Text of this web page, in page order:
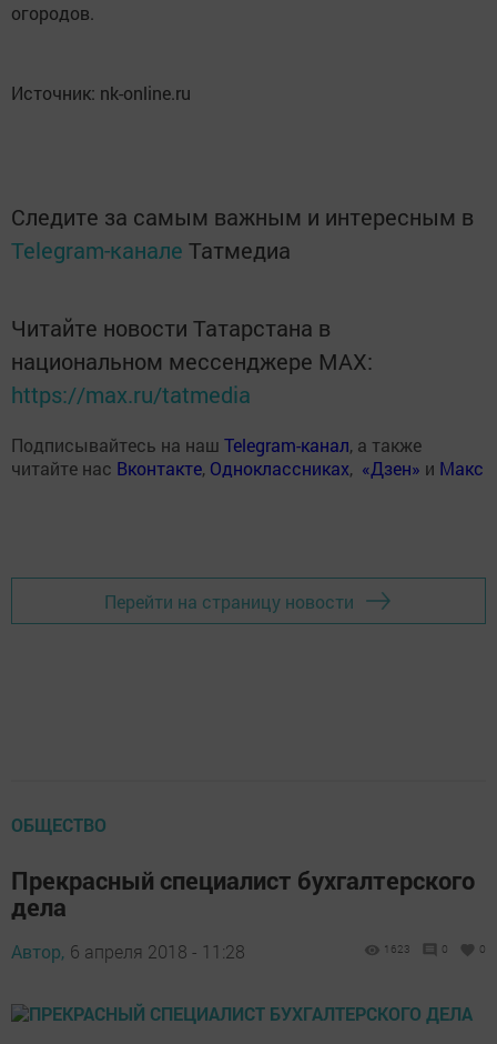
огородов.
Источник: nk-online.ru
Следите за самым важным и интересным в
Telegram-канале Татмедиа
Читайте новости Татарстана в
национальном мессенджере MАХ:
https://max.ru/tatmedia
Подписывайтесь на наш Telegram-канал, а также
читайте нас Вконтакте, Одноклассниках, «Дзен» и Макс
Перейти на страницу новости
ОБЩЕСТВО
Прекрасный специалист бухгалтерского
дела
Автор, 6 апреля 2018 - 11:28 1623 0 0